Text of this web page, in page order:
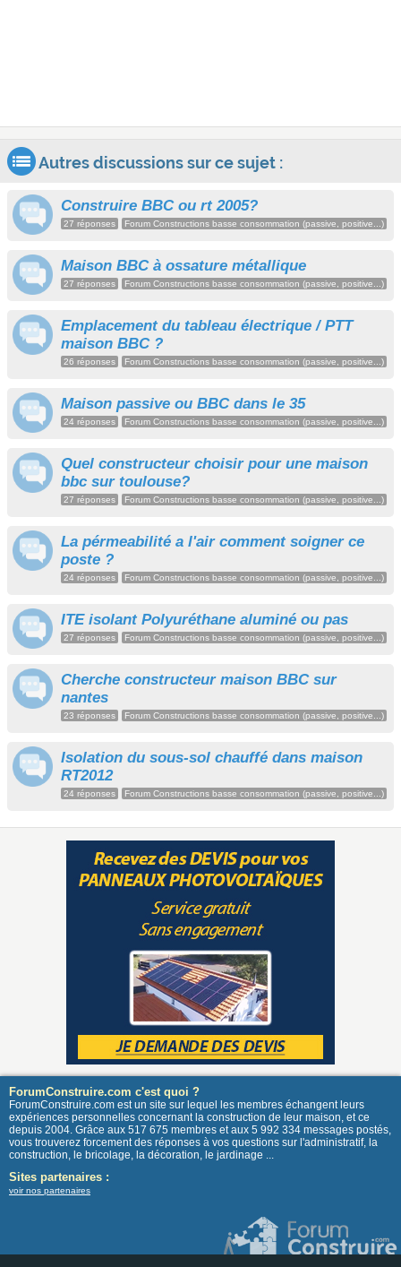
Autres discussions sur ce sujet :
Construire BBC ou rt 2005?
27 réponses Forum Constructions basse consommation (passive, positive...)
Maison BBC à ossature métallique
27 réponses Forum Constructions basse consommation (passive, positive...)
Emplacement du tableau électrique / PTT
maison BBC ?
26 réponses Forum Constructions basse consommation (passive, positive...)
Maison passive ou BBC dans le 35
24 réponses Forum Constructions basse consommation (passive, positive...)
Quel constructeur choisir pour une maison
bbc sur toulouse?
27 réponses Forum Constructions basse consommation (passive, positive...)
La pérmeabilité a l'air comment soigner ce
poste ?
24 réponses Forum Constructions basse consommation (passive, positive...)
ITE isolant Polyuréthane aluminé ou pas
27 réponses Forum Constructions basse consommation (passive, positive...)
Cherche constructeur maison BBC sur
nantes
23 réponses Forum Constructions basse consommation (passive, positive...)
Isolation du sous-sol chauffé dans maison
RT2012
24 réponses Forum Constructions basse consommation (passive, positive...)
ForumConstruire.com c'est quoi ?
ForumConstruire.com est un site sur lequel les membres échangent leurs
expériences personnelles concernant la construction de leur maison, et ce
depuis 2004. Grâce aux 517 675 membres et aux 5 992 334 messages postés,
vous trouverez forcement des réponses à vos questions sur l'administratif, la
construction, le bricolage, la décoration, le jardinage ...
Sites partenaires :
voir nos partenaires